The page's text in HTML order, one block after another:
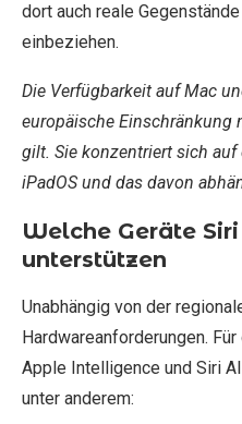
dort auch reale
einbeziehen.
Die Verfügbarkeit auf Mac
europäische Einschränkung
gilt. Sie konzentriert sich auf
iPadOS und das davon
Welche Geräte
unterstützen
Unabhängig von der
Hardwareanforderungen.
Apple Intelligence und Siri
unter anderem: